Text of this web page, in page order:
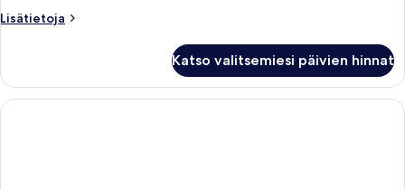
Lisätietoja
Lisätietoja
Katso valitsemiesi päivien hinnat